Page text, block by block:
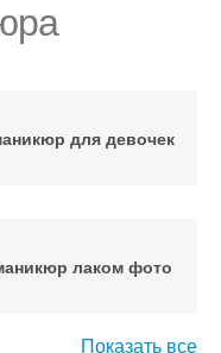
для девочек
лаком фото
Показать все